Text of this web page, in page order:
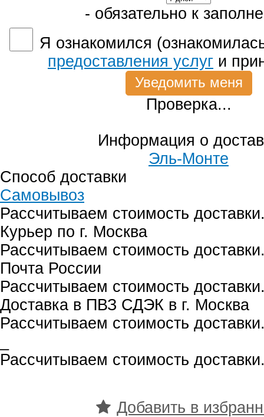
- обязательно к
Я ознакомился
предоставления услуг и
Проверка...
Информация о
Эль-Монте
Способ доставки
Самовывоз
Рассчитываем стоимость
Курьер по г. Москва
Рассчитываем стоимость
Почта России
Рассчитываем стоимость
Доставка в ПВЗ СДЭК в г. Москва
Рассчитываем стоимость
Рассчитываем стоимость
Добавить в